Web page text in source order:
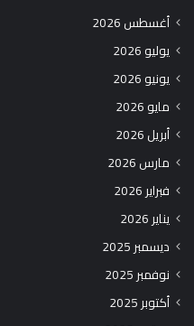
أغسطس 2026
يوليو 2026
يونيو 2026
مايو 2026
أبريل 2026
مارس 2026
فبراير 2026
يناير 2026
ديسمبر 2025
نوفمبر 2025
أكتوبر 2025